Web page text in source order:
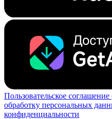
Пользовательское
обработку персональных
конфиденциальности